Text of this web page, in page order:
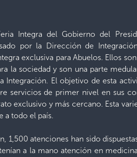
Integra del Gobierno del
por la Dirección de
exclusiva para Abuelos. Ellos
la sociedad y son una parte
Integración. El objetivo de esta
servicios de primer nivel en sus
exclusivo y más cercano. Esta
a todo el país.
1,500 atenciones han sido
a la mano atención en